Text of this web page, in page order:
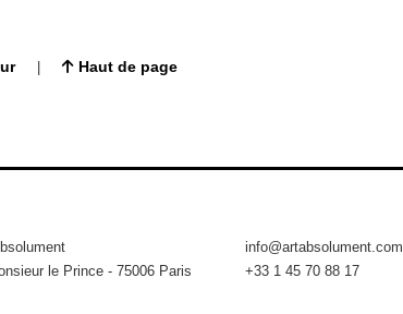
| Haut de page
le Prince - 75006 Paris
info@artabsolument.com
+33 1 45 70 88 17